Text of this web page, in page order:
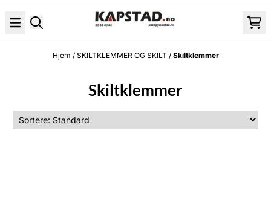
Hjem / SKILTKLEMMER OG SKILT / Skiltklemmer
Skiltklemmer